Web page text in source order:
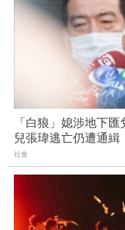
「白狼」媳涉地下
兒張瑋逃亡仍遭通緝
社會